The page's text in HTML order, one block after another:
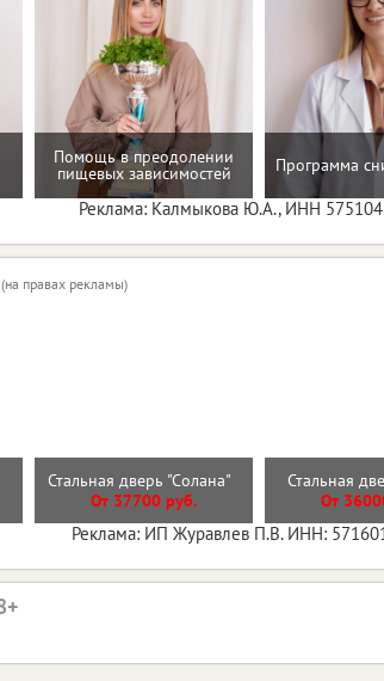
Помощь в преодолении
пищевых зависимостей Программа
Реклама: Калмыкова Ю.А., ИНН
(на правах рекламы)
Стальная дверь "Солана"
От 37700 руб.
Стальная
От
Реклама: ИП Журавлев П.В. ИНН: